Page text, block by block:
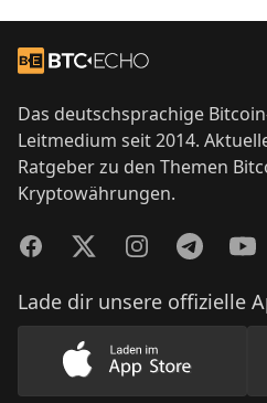
Zur Startseite
Das deutschsprachige
Leitmedium seit 2014.
Ratgeber zu den Themen
Kryptowährungen.
FacebookTwitterInstagramTelegram
Lade dir unsere offizielle
Lade unsere